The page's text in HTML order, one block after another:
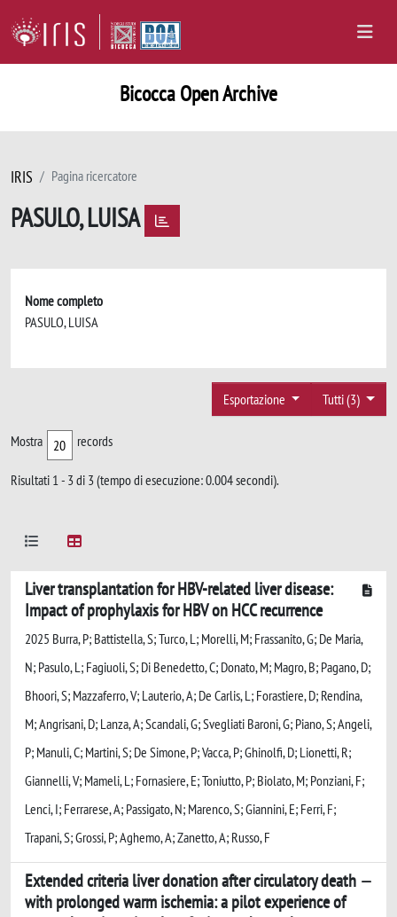
Bicocca Open Archive
IRIS Pagina ricercatore
PASULO, LUISA
Nome completo
PASULO, LUISA
Tutti (3)
Esportazione
Mostra records
Risultati 1 - 3 di 3 (tempo di esecuzione: 0.004 secondi).
Liver transplantation for HBV-related liver disease:
Impact of prophylaxis for HBV on HCC recurrence
2025 Burra, P; Battistella, S; Turco, L; Morelli, M; Frassanito, G; De Maria,
N; Pasulo, L; Fagiuoli, S; Di Benedetto, C; Donato, M; Magro, B; Pagano, D;
Bhoori, S; Mazzaferro, V; Lauterio, A; De Carlis, L; Forastiere, D; Rendina,
M; Angrisani, D; Lanza, A; Scandali, G; Svegliati Baroni, G; Piano, S; Angeli,
P; Manuli, C; Martini, S; De Simone, P; Vacca, P; Ghinolfi, D; Lionetti, R;
Giannelli, V; Mameli, L; Fornasiere, E; Toniutto, P; Biolato, M; Ponziani, F;
Lenci, I; Ferrarese, A; Passigato, N; Marenco, S; Giannini, E; Ferri, F;
Trapani, S; Grossi, P; Aghemo, A; Zanetto, A; Russo, F
Extended criteria liver donation after circulatory death
with prolonged warm ischemia: a pilot experience of